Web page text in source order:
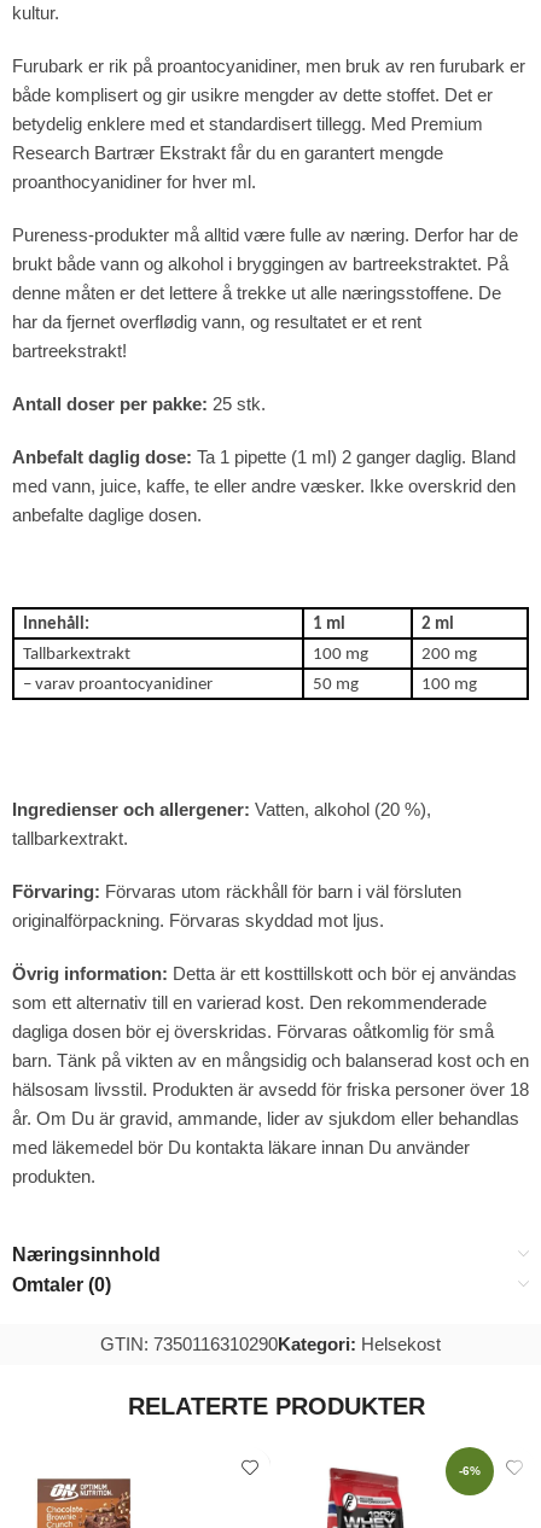
kultur.
Furubark er rik på proantocyanidiner, men bruk av ren furubark er
både komplisert og gir usikre mengder av dette stoffet. Det er
betydelig enklere med et standardisert tillegg. Med Premium
Research Bartrær Ekstrakt får du en garantert mengde
proanthocyanidiner for hver ml.
Pureness-produkter må alltid være fulle av næring. Derfor har de
brukt både vann og alkohol i bryggingen av bartreekstraktet. På
denne måten er det lettere å trekke ut alle næringsstoffene. De
har da fjernet overflødig vann, og resultatet er et rent
bartreekstrakt!
Antall doser per pakke: 25 stk.
Anbefalt daglig dose: Ta 1 pipette (1 ml) 2 ganger daglig. Bland
med vann, juice, kaffe, te eller andre væsker. Ikke overskrid den
anbefalte daglige dosen.
Innehåll: 1 ml
2 ml
Tallbarkextrakt
100 mg
200 mg
– varav proantocyanidiner
50 mg 100 mg
Ingredienser och allergener: Vatten, alkohol (20 %),
tallbarkextrakt.
Förvaring: Förvaras utom räckhåll för barn i väl försluten
originalförpackning. Förvaras skyddad mot ljus.
Övrig information: Detta är ett kosttillskott och bör ej användas
som ett alternativ till en varierad kost. Den rekommenderade
dagliga dosen bör ej överskridas. Förvaras oåtkomlig för små
barn. Tänk på vikten av en mångsidig och balanserad kost och en
hälsosam livsstil. Produkten är avsedd för friska personer över 18
år. Om Du är gravid, ammande, lider av sjukdom eller behandlas
med läkemedel bör Du kontakta läkare innan Du använder
produkten.
Næringsinnhold
Omtaler (0)
GTIN: 7350116310290Kategori: Helsekost
RELATERTE PRODUKTER
-6%